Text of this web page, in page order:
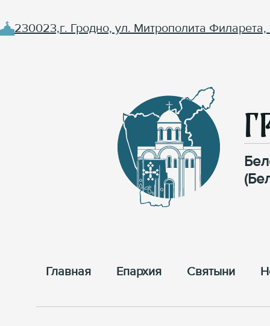
230023,г. Гродно, ул. Митрополита Филарета,
Главная Епархия Cвятыни